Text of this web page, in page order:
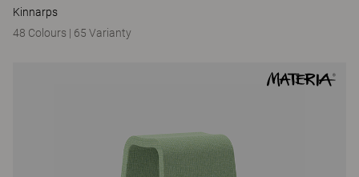
Kinnarps
48 Colours | 65 Varianty